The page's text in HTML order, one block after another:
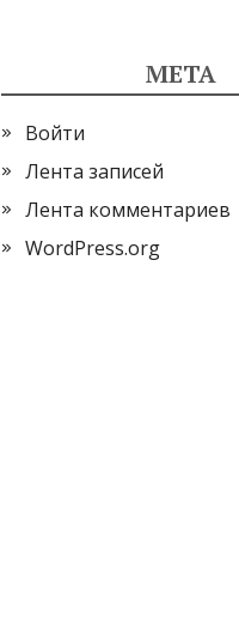
МЕТА
Войти
Лента записей
Лента комментариев
WordPress.org